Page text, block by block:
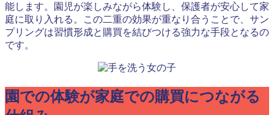
能します。園児が楽しみながら体験し、保護者が安心して家
庭に取り入れる。この二重の効果が重なり合うことで、サン
プリングは習慣形成と購買を結びつける強力な手段となるの
です。
園での体験が家庭での購買につながる